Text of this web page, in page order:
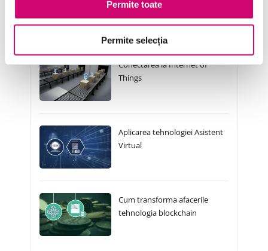
Permite toate
Permite selecția
Cursuri Similare
Conectarea la Internet of
Things
Aplicarea tehnologiei Asistent
Virtual
Cum transforma afacerile
tehnologia blockchain